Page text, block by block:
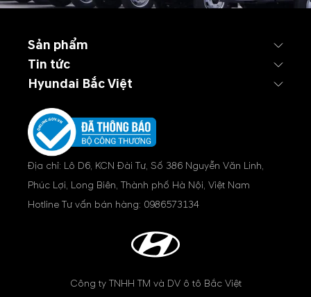
Sản phẩm
Tin tức
Hyundai Bắc Việt
Địa chỉ: Lô D6, KCN Đài Tư, Số 386 Nguyễn Văn Linh,
Phúc Lợi, Long Biên, Thành phố Hà Nội, Việt Nam
Hotline Tư vấn bán hàng: 0986573134
Công ty TNHH TM và DV ô tô Bắc Việt